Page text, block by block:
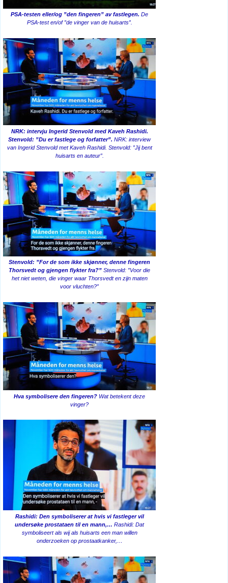
PSA-testen eller/og ”den fingeren” av fastlegen. De
PSA-test en/of ”de vinger van de huisarts”.
NRK: intervju Ingerid Stenvold med Kaveh Rashidi.
Stenvold: ”Du er fastlege og forfatter”. NRK: interview
van Ingerid Stenvold met Kaveh Rashidi. Stenvold: ”Jij bent
huisarts en auteur”.
Stenvold: ”For de som ikke skjønner, denne fingeren
Thorsvedt og gjengen flykter fra?” Stenvold: ”Voor die
het niet weten, die vinger waar Thorsvedt en zijn maten
voor vluchten?”
Hva symbolisere den fingeren? Wat betekent deze
vinger?
Rashidi: Den symboliserer at hvis vi fastleger vil
undersøke prostataen til en mann,… Rashidi: Dat
symboliseert als wij als huisarts een man willen
onderzoeken op prostaatkanker,…